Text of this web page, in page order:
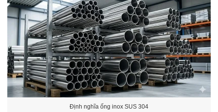
Định nghĩa ống inox SUS 304